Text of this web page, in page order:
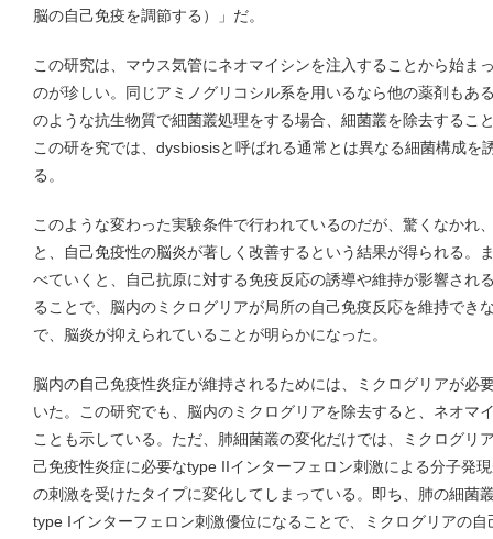
脳の自己免疫を調節する）」だ。
この研究は、マウス気管にネオマイシンを注入することから始ま
のが珍しい。同じアミノグリコシル系を用いるなら他の薬剤もあ
のような抗生物質で細菌叢処理をする場合、細菌叢を除去するこ
この研を究では、dysbiosisと呼ばれる通常とは異なる細菌構成を
る。
このような変わった実験条件で行われているのだが、驚くなかれ
と、自己免疫性の脳炎が著しく改善するという結果が得られる。
べていくと、自己抗原に対する免疫反応の誘導や維持が影響され
ることで、脳内のミクログリアが局所の自己免疫反応を維持でき
で、脳炎が抑えられていることが明らかになった。
脳内の自己免疫性炎症が維持されるためには、ミクログリアが必
いた。この研究でも、脳内のミクログリアを除去すると、ネオマ
ことも示している。ただ、肺細菌叢の変化だけでは、ミクログリ
己免疫性炎症に必要なtype IIインターフェロン刺激による分子発
の刺激を受けたタイプに変化してしまっている。即ち、肺の細菌
type Iインターフェロン刺激優位になることで、ミクログリアの